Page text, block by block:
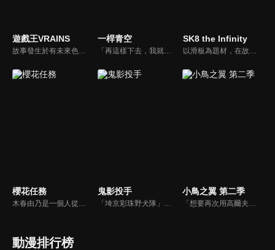
遊戲王VRAINS
故事發生於有未來色彩的葛瓦市，當地的決鬥受到葛瓦企業控管。王道遊我認為這種規矩很古板無趣，便自行設計了「超速決鬥」規則，某日他從同學盧克那裡聽到有關決鬥之王的傳說，他戰勝了決鬥之王的立體影像後，成功將新規則安裝至葛瓦企業的伺服器，使全市所有決鬥盤一併適用超速決鬥。
一桿青空
「再這樣下去，我就只能以村人A的身份畢業了！」青羽美波為此煩惱不已。既沒有擅長的事，也沒有特別想做的事。在如花般的女子高中生活中，難道就要以這種不起眼的路人角色結束嗎！？為了尋找屬於自己的「特別中的特別」，美波衝出校園。偶然間，她來到了附近的高爾夫練習場。在那裡，她遇見了打工的茜遙，並握起了高爾夫球桿——一支「全能球桿」。這便是美波與高爾夫的命運邂逅。與天才型高爾夫球手遙，以及夢想成為網紅的星美彩花一同，美波開始追尋屬於自己「主角」的瞬間！超級新手的美波，今天也揮起了球桿！
SK8 the Infinity
以滑板為題材，在故事中「S」是指從封鎖的礦山上用滑板滑下、規則無用的危險刺激競速比賽。非常喜歡滑板的高二學生 レキ 與沒有玩過滑板的轉學生 ランガ 就這麼被捲入了比賽之中。
櫻花任務 鬼影投手 小鳥之翼 第二季
動漫排行榜